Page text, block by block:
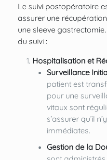
Le suivi postopératoire
assurer une
une sleeve gastrectomie
du suivi :
Hospitalisation et
Surveillance
patient est
pour une
vitaux sont
s’assurer qu’il
immédiates.
Gestion de la